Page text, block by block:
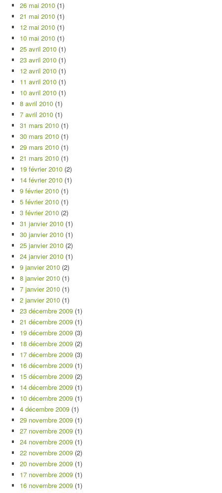
26 mai 2010 (1)
21 mai 2010 (1)
12 mai 2010 (1)
10 mai 2010 (1)
25 avril 2010 (1)
23 avril 2010 (1)
12 avril 2010 (1)
11 avril 2010 (1)
10 avril 2010 (1)
8 avril 2010 (1)
7 avril 2010 (1)
31 mars 2010 (1)
30 mars 2010 (1)
29 mars 2010 (1)
21 mars 2010 (1)
19 février 2010 (2)
14 février 2010 (1)
9 février 2010 (1)
5 février 2010 (1)
3 février 2010 (2)
31 janvier 2010 (1)
30 janvier 2010 (1)
25 janvier 2010 (2)
24 janvier 2010 (1)
9 janvier 2010 (2)
8 janvier 2010 (1)
7 janvier 2010 (1)
2 janvier 2010 (1)
23 décembre 2009 (1)
21 décembre 2009 (1)
19 décembre 2009 (3)
18 décembre 2009 (2)
17 décembre 2009 (3)
16 décembre 2009 (1)
15 décembre 2009 (2)
14 décembre 2009 (1)
10 décembre 2009 (1)
4 décembre 2009 (1)
29 novembre 2009 (1)
27 novembre 2009 (1)
24 novembre 2009 (1)
22 novembre 2009 (2)
20 novembre 2009 (1)
17 novembre 2009 (1)
16 novembre 2009 (1)